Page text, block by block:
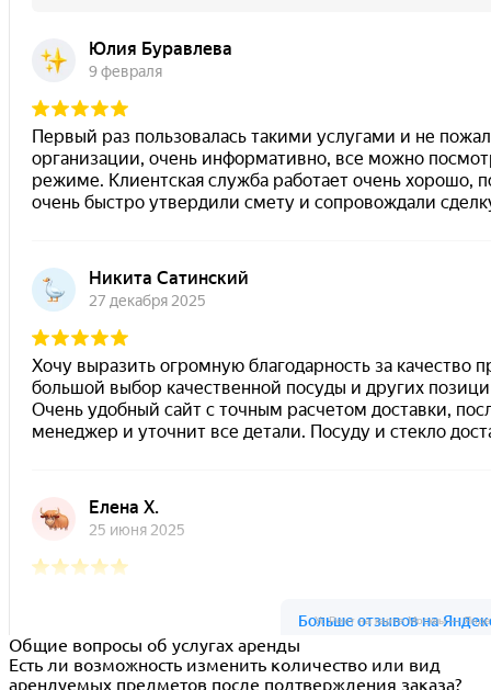
Ус Рент на карте Москвы —
Общие вопросы об услугах аренды
Есть ли возможность изменить количество или вид
арендуемых предметов после подтверждения заказа?